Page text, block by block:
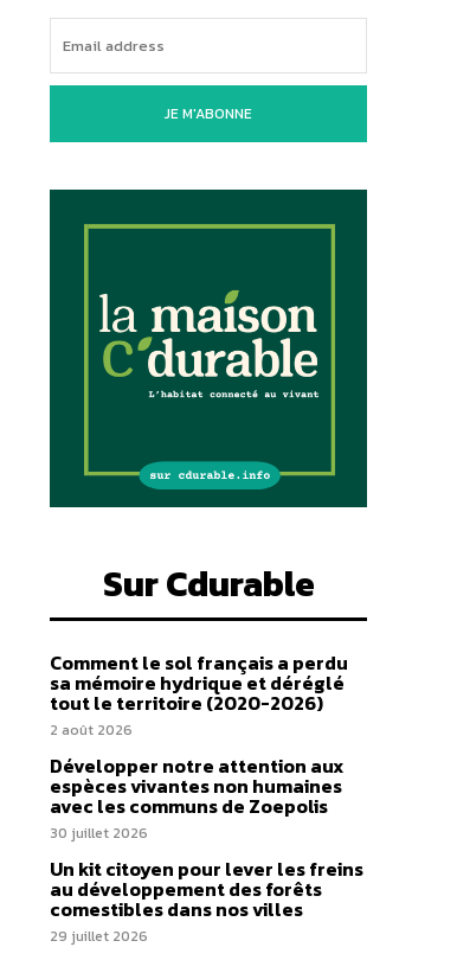
JE M'ABONNE
Sur Cdurable
Comment le sol français a perdu
sa mémoire hydrique et déréglé
tout le territoire (2020-2026)
2 août 2026
Développer notre attention aux
espèces vivantes non humaines
avec les communs de Zoepolis
30 juillet 2026
Un kit citoyen pour lever les freins
au développement des forêts
comestibles dans nos villes
29 juillet 2026